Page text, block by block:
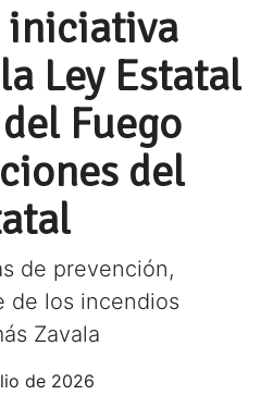
iniciativa
Ley Estatal
Fuego
del
de prevención,
de los incendios
Zavala
de 2026